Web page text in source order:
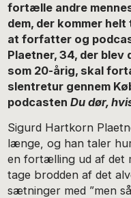
fortælle andre
dem, der kommer
at forfatter og
Plaetner, 34, der
som 20-årig, skal
slentretur gennem
podcastenDu dør,
Sigurd Hartkorn
længe, og han taler
en fortælling ud af det
tage brodden af det
sætninger med ”men